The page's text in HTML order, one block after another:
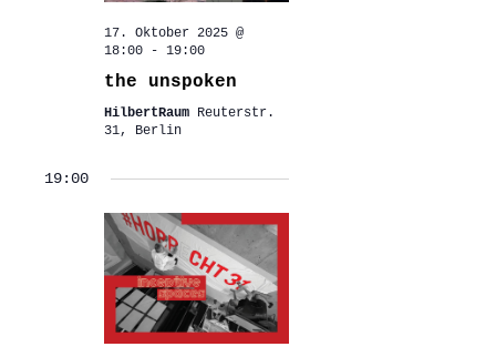
17. Oktober 2025 @
18:00- 19:00
the unspoken
HilbertRaum Reuterstr.
31, Berlin
19:00